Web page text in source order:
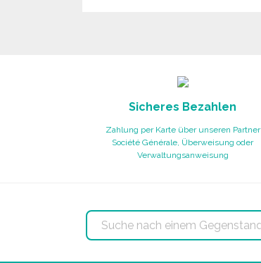
Sicheres Bezahlen
Zahlung per Karte über unseren Partner
Société Générale, Überweisung oder
Verwaltungsanweisung